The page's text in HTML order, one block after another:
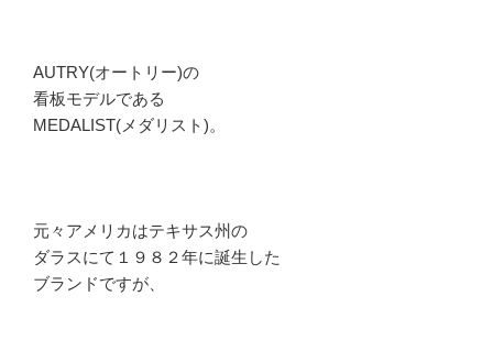
AUTRY(オートリー)の
看板モデルである
MEDALIST(メダリスト)。
元々アメリカはテキサス州の
ダラスにて１９８２年に誕生した
ブランドですが、